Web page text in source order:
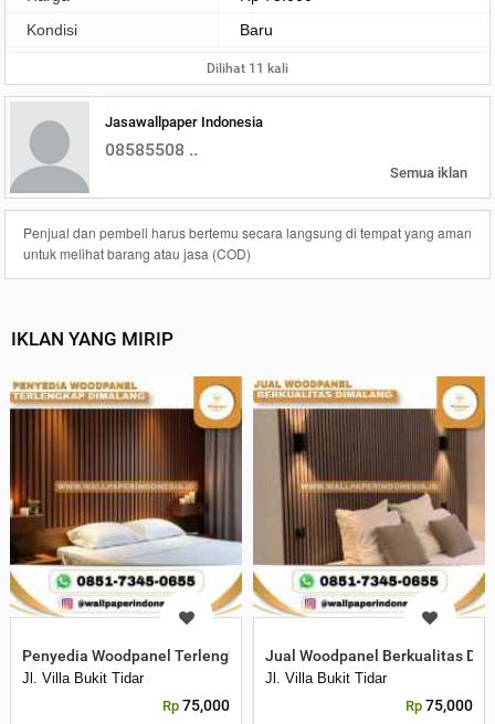
Kondisi
Baru
Dilihat 11 kali
Jasawallpaper Indonesia
08585508 ..
Semua iklan
Penjual dan pembeli harus bertemu secara langsung di tempat yang aman
untuk melihat barang atau jasa (COD)
IKLAN YANG MIRIP
Penyedia Woodpanel Terlengkap Dimalang
Jl. Villa Bukit Tidar
Rp 75,000
Jual Woodpanel Berkualitas
Jl. Villa Bukit Tidar
Rp 75,000